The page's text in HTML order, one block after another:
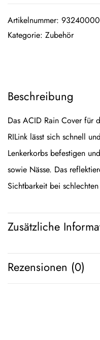
Artikelnummer:
Kategorie: Zubehör
Beschreibung
Das ACID Rain Cover für
RILink lässt sich schnell
Lenkerkorbs befestigen
sowie Nässe. Das
Sichtbarkeit bei
Zusätzliche
Rezensionen (0)